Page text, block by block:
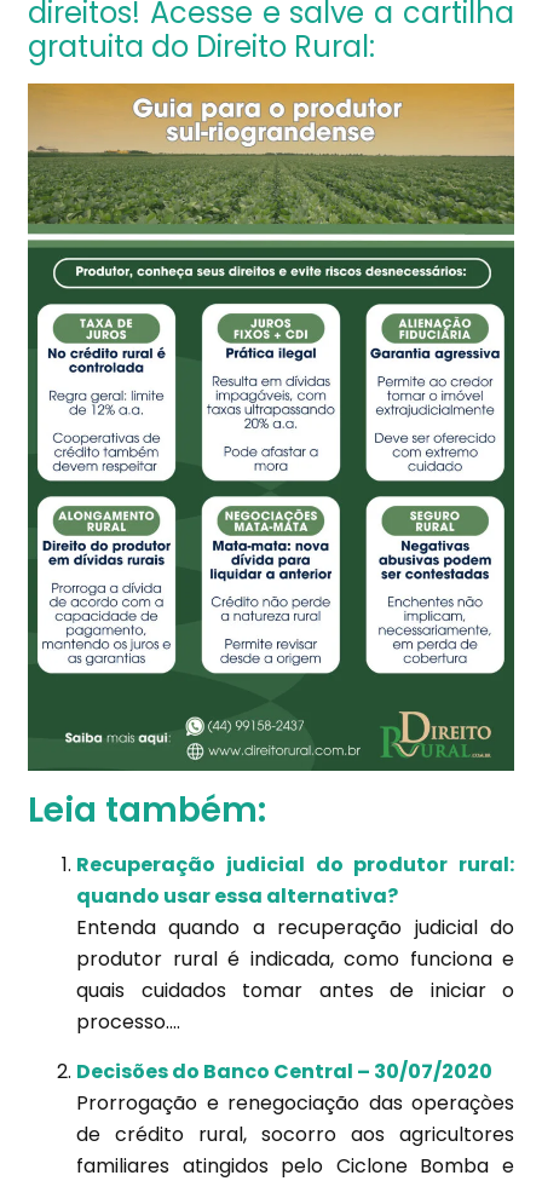
direitos! Acesse e salve a cartilha
gratuita do Direito Rural:
Leia também:
Recuperação judicial do produtor rural:
quando usar essa alternativa?
Entenda quando a recuperação judicial do
produtor rural é indicada, como funciona e
quais cuidados tomar antes de iniciar o
processo....
Decisões do Banco Central – 30/07/2020
Prorrogação e renegociação das operaçòes
de crédito rural, socorro aos agricultores
familiares atingidos pelo Ciclone Bomba e